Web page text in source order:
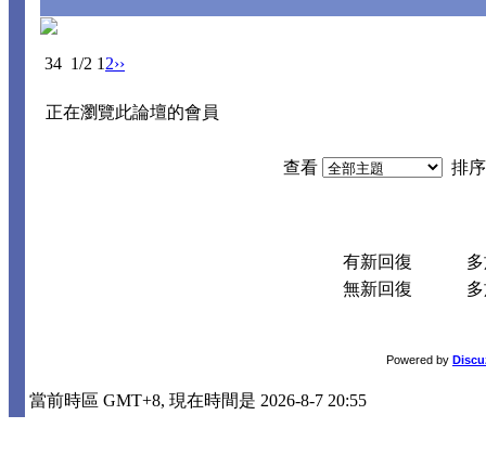
34 1/2 1 2››
正在瀏覽此論壇的會員
查看 排
有新回復
無新回復
Powered by
當前時區 GMT+8, 現在時間是 2026-8-7 20:55